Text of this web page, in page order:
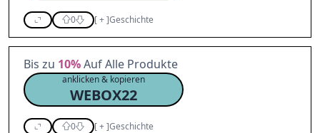
0 [+]Geschichte
Bis zu 10%Auf Alle Produkte
anklicken & kopieren
WEBOX22
0 [+]Geschichte